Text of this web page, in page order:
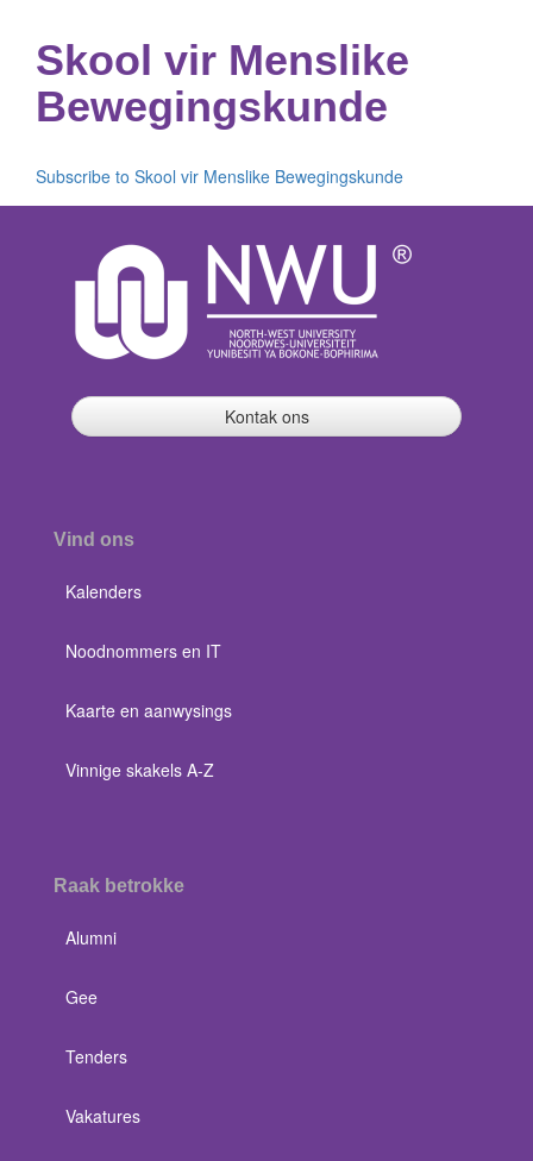
Skool vir Menslike
Bewegingskunde
Subscribe to Skool vir Menslike Bewegingskunde
Kontak ons
Vind ons
Kalenders
Noodnommers en IT
Kaarte en aanwysings
Vinnige skakels A-Z
Raak betrokke
Alumni
Gee
Tenders
Vakatures